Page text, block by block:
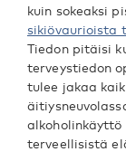
kuin sokeaksi
sikiövaurioista
Tiedon pitäisi
terveystiedon
tulee jakaa
alkoholinkäyttö
terveellisistä